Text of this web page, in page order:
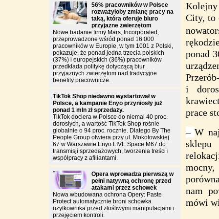
City, to
ponad
i
prace
–W
sklepu
nam
mówi
56% pracowników w Polsce
rozważyłoby zmianę pracy na
taką, która oferuje biuro
przyjazne zwierzętom
Nowe badanie firmy Mars, Incorporated,
przeprowadzone wśród ponad 16 000
pracowników w Europie, w tym 1001 z Polski,
pokazuje, że ponad jedna trzecia polskich
(37%) i europejskich (36%) pracowników
przedkłada politykę dotyczącą biur
przyjaznych zwierzętom nad tradycyjne
benefity pracownicze.
TikTok Shop niedawno wystartował w
Polsce, a kampanie Enyo przyniosły już
ponad 1 mln zł sprzedaży.
TikTok dociera w Polsce do niemal 40 proc.
dorosłych, a wartość TikTok Shop rośnie
globalnie o 94 proc. rocznie. Dlatego By The
People Group otwiera przy ul. Mokotowskiej
67 w Warszawie Enyo LIVE Space M67 do
transmisji sprzedażowych, tworzenia treści i
współpracy z afiliantami.
Opera wprowadza pierwszą w
pełni natywną ochronę przed
atakami przez schowek
Nowa wbudowana ochrona Opery: Paste
Protect automatycznie broni schowka
użytkownika przed złośliwymi manipulacjami i
przejęciem kontroli.